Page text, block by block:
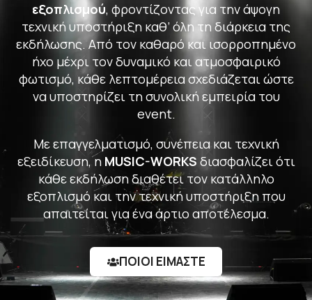
εξοπλισμού, φροντίζοντας για την άψογη
τεχνική υποστήριξη καθ’ όλη τη διάρκεια της
εκδήλωσης. Από τον καθαρό και ισορροπημένο
ήχο μέχρι τον δυναμικό και ατμοσφαιρικό
φωτισμό, κάθε λεπτομέρεια σχεδιάζεται ώστε
να υποστηρίζει τη συνολική εμπειρία του
event.
Με επαγγελματισμό, συνέπεια και τεχνική
εξειδίκευση, η MUSIC-WORKS διασφαλίζει ότι
κάθε εκδήλωση διαθέτει τον κατάλληλο
εξοπλισμό και την τεχνική υποστήριξη που
απαιτείται για ένα άρτιο αποτέλεσμα.
ΠΟΙΟΙ ΕΙΜΑΣΤΕ